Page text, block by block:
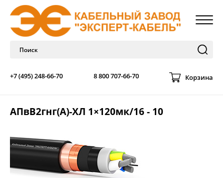
+7 (495) 248-66-70 8 800 707-66-70 Корзина
АПвВ2гнг(А)-ХЛ 1×120мк/16 - 10